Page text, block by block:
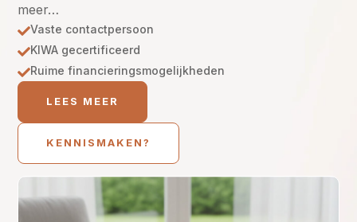
meer…
Vaste contactpersoon
KIWA gecertificeerd
Ruime financieringsmogelijkheden
LEES MEER
KENNISMAKEN?